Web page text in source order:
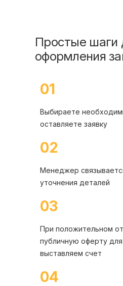
Простые шаги
оформления
01
Выбираете
оставляете заявку
02
Менеджер
уточнения деталей
03
При положительном
публичную оферту
выставляем счет
04